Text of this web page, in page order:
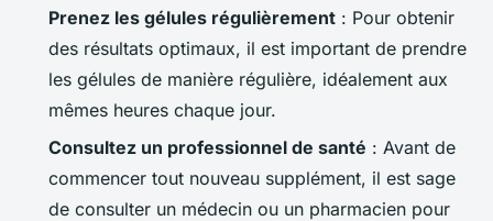
Prenez les gélules régulièrement : Pour obtenir
des résultats optimaux, il est important de prendre
les gélules de manière régulière, idéalement aux
mêmes heures chaque jour.
Consultez un professionnel de santé : Avant de
commencer tout nouveau supplément, il est sage
de consulter un médecin ou un pharmacien pour